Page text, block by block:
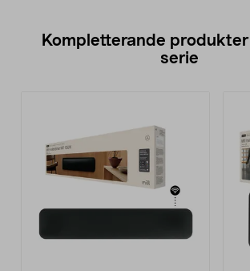
Kompletterande
serie